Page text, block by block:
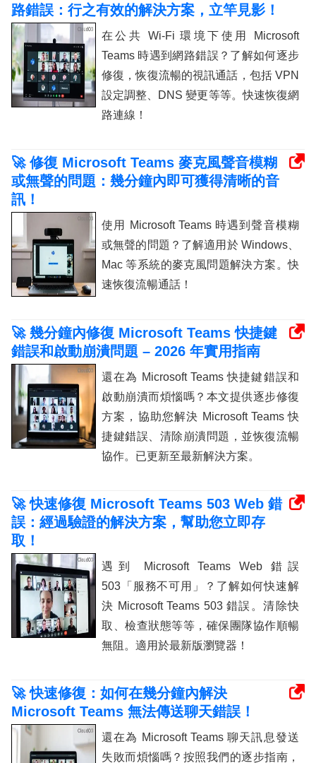
路錯誤：行之有效的解決方案，立竿見影！
在公共 Wi-Fi 環境下使用 Microsoft
Teams 時遇到網路錯誤？了解如何逐步
修復，恢復流暢的視訊通話，包括 VPN
設定調整、DNS 變更等等。快速恢復網
路連線！
🚀 修復 Microsoft Teams 麥克風聲音模糊
或無聲的問題：幾分鐘內即可獲得清晰的音
訊！
使用 Microsoft Teams 時遇到聲音模糊
或無聲的問題？了解適用於 Windows、
Mac 等系統的麥克風問題解決方案。快
速恢復流暢通話！
🚀 幾分鐘內修復 Microsoft Teams 快捷鍵
錯誤和啟動崩潰問題 – 2026 年實用指南
還在為 Microsoft Teams 快捷鍵錯誤和
啟動崩潰而煩惱嗎？本文提供逐步修復
方案，協助您解決 Microsoft Teams 快
捷鍵錯誤、清除崩潰問題，並恢復流暢
協作。已更新至最新解決方案。
🚀 快速修復 Microsoft Teams 503 Web 錯
誤：經過驗證的解決方案，幫助您立即存
取！
遇到 Microsoft Teams Web 錯誤
503「服務不可用」？了解如何快速解
決 Microsoft Teams 503 錯誤。清除快
取、檢查狀態等等，確保團隊協作順暢
無阻。適用於最新版瀏覽器！
🚀 快速修復：如何在幾分鐘內解決
Microsoft Teams 無法傳送聊天錯誤！
還在為 Microsoft Teams 聊天訊息發送
失敗而煩惱嗎？按照我們的逐步指南，